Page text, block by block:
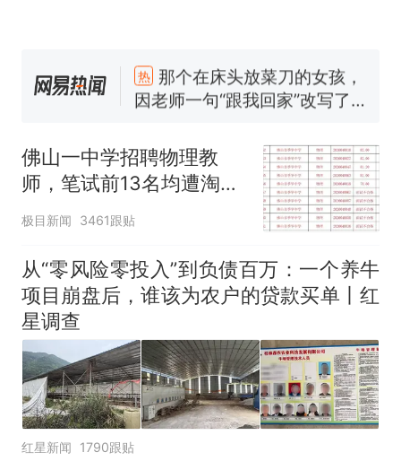
热
那个在床头放菜刀的女孩，
因老师一句“跟我回家”改写了
么？
费大厨“全国小炒肉大王”称
号，仅凭视频评出？中国烹饪
协会回应
男子上山采菌偶然发现鸡枞菌
140多朵
美国渔民钓获鲨鱼徒手将其拽
回大海 目击者直呼震惊 （视频
官方通报
热 那个在床头放菜刀的女孩，
因老师一句“跟我回家”改写了
人生
佛山一中学招聘物理教
师，笔试前13名均遭淘
汰？教育局：已叫停招
极目新闻 3461跟贴
从“零风险零投入”到负债百万：一个养牛
项目崩盘后，谁该为农户的贷款买单丨红
星调查
红星新闻 1790跟贴